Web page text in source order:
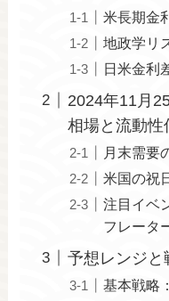
米長期金
地政学リ
日米金利
2024年11月
相場と流動性
月末需要
米国の祝
注目イベ
フレータ
予想レンジと
基本戦略